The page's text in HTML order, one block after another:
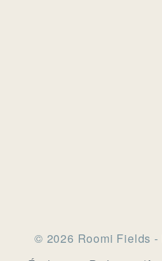
© 2026 Roomi Fields -